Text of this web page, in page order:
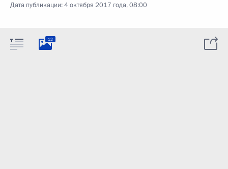
Дата публикации:4 октября 2017 года, 08:00
12